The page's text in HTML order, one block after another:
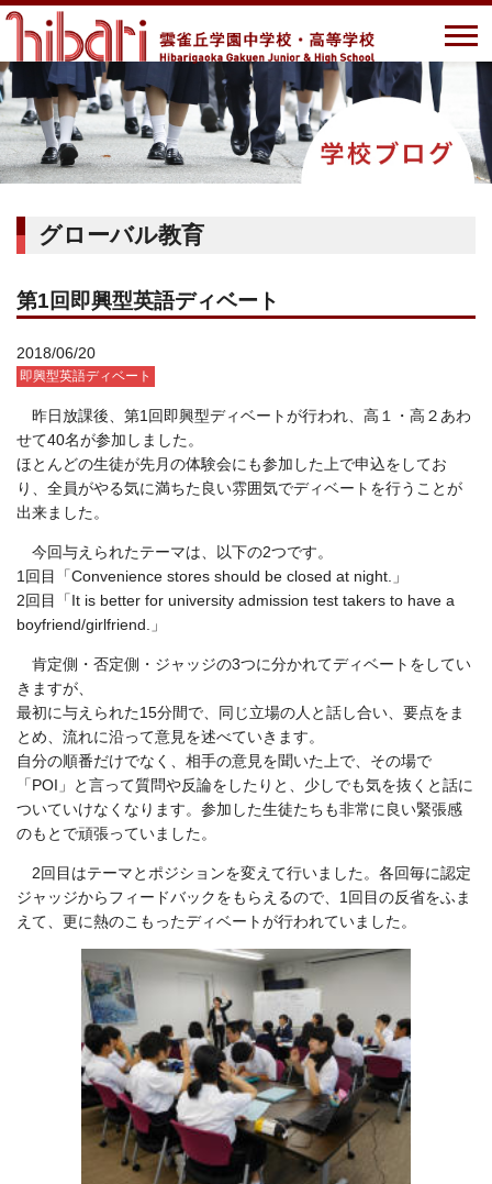
グローバル教育
第1回即興型英語ディベート
2018/06/20
即興型英語ディベート
昨日放課後、第1回即興型ディベートが行われ、高１・高２あわ
せて40名が参加しました。
ほとんどの生徒が先月の体験会にも参加した上で申込をしてお
り、全員がやる気に満ちた良い雰囲気でディベートを行うことが
出来ました。
今回与えられたテーマは、以下の2つです。
1回目「Convenience stores should be closed at night.」
2回目「It is better for university admission test takers to have a
boyfriend/girlfriend.」
肯定側・否定側・ジャッジの3つに分かれてディベートをしてい
きますが、
最初に与えられた15分間で、同じ立場の人と話し合い、要点をま
とめ、流れに沿って意見を述べていきます。
自分の順番だけでなく、相手の意見を聞いた上で、その場で
「POI」と言って質問や反論をしたりと、少しでも気を抜くと話に
ついていけなくなります。参加した生徒たちも非常に良い緊張感
のもとで頑張っていました。
2回目はテーマとポジションを変えて行いました。各回毎に認定
ジャッジからフィードバックをもらえるので、1回目の反省をふま
えて、更に熱のこもったディベートが行われていました。